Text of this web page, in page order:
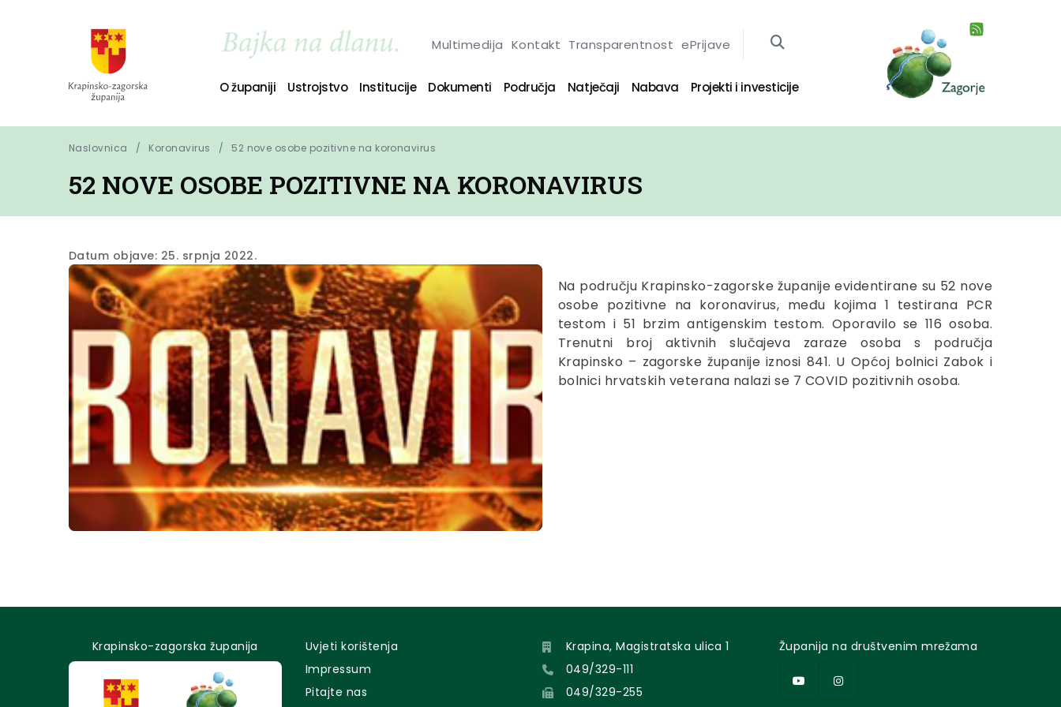
Multimedija Kontakt Transparentnost ePrijave
O županiji Ustrojstvo Institucije Dokumenti Područja Natječaji Nabava Projekti i investicije
Naslovnica Koronavirus 52 nove osobe pozitivne na koronavirus
52 NOVE OSOBE POZITIVNE NA KORONAVIRUS
Datum objave: 25. srpnja 2022.
Na području Krapinsko-zagorske županije evidentirane su 52 nove
osobe pozitivne na koronavirus, među kojima 1 testirana PCR
testom i 51 brzim antigenskim testom. Oporavilo se 116 osoba.
Trenutni broj aktivnih slučajeva zaraze osoba s područja
Krapinsko – zagorske županije iznosi 841. U Općoj bolnici Zabok i
bolnici hrvatskih veterana nalazi se 7 COVID pozitivnih osoba.
Krapinsko-zagorska županija
Uvjeti korištenja
Impressum
Pitajte nas
Krapina, Magistratska ulica 1
049/329-111
049/329-255
Županija na društvenim mrežama